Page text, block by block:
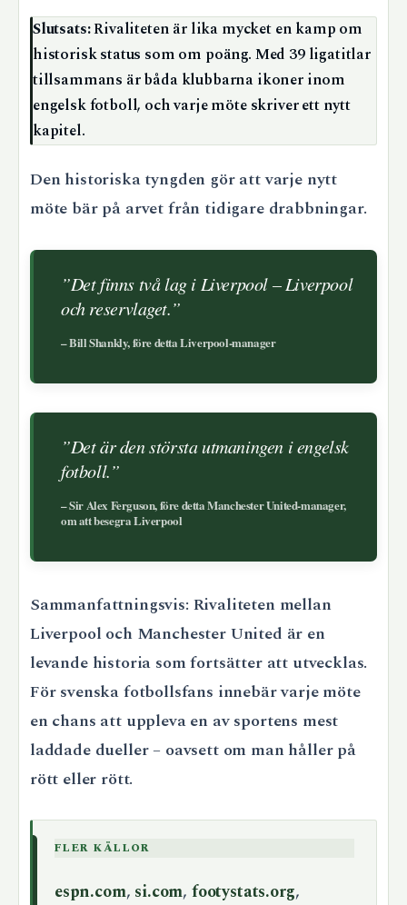
Slutsats:Rivaliteten är lika mycket en kamp om
historisk status som om poäng. Med 39 ligatitlar
tillsammans är båda klubbarna ikoner inom
engelsk fotboll, och varje möte skriver ett nytt
kapitel.
Den historiska tyngden gör att varje nytt
möte bär på arvet från tidigare drabbningar.
”Det finns två lag i Liverpool – Liverpool
och reservlaget.”
– Bill Shankly, före detta Liverpool-manager
”Det är den största utmaningen i engelsk
fotboll.”
– Sir Alex Ferguson, före detta Manchester United-manager,
om att besegra Liverpool
Sammanfattningsvis: Rivaliteten mellan
Liverpool och Manchester United är en
levande historia som fortsätter att utvecklas.
För svenska fotbollsfans innebär varje möte
en chans att uppleva en av sportens mest
laddade dueller – oavsett om man håller på
rött eller rött.
FLER KÄLLOR
espn.com, si.com, footystats.org,